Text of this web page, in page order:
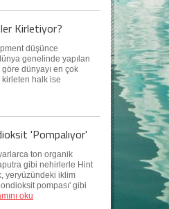
Kirletiyor?
düşünce
genelinde yapılan
göre dünyayı en çok
kirleten halk ise
'Pompalıyor'
ton organik
gibi nehirlerle Hint
yeryüzündeki iklim
pompası' gibi
oku